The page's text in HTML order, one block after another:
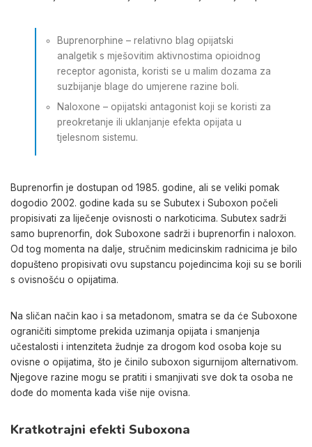
Buprenorphine – relativno blag opijatski
analgetik s mješovitim aktivnostima opioidnog
receptor agonista, koristi se u malim dozama za
suzbijanje blage do umjerene razine boli.
Naloxone – opijatski antagonist koji se koristi za
preokretanje ili uklanjanje efekta opijata u
tjelesnom sistemu.
Buprenorfin je dostupan od 1985. godine, ali se veliki pomak
dogodio 2002. godine kada su se Subutex i Suboxon počeli
propisivati za liječenje ovisnosti o narkoticima. Subutex sadrži
samo buprenorfin, dok Suboxone sadrži i buprenorfin i naloxon.
Od tog momenta na dalje, stručnim medicinskim radnicima je bilo
dopušteno propisivati ovu supstancu pojedincima koji su se borili
s ovisnošću o opijatima.
Na sličan način kao i sa metadonom, smatra se da će Suboxone
ograničiti simptome prekida uzimanja opijata i smanjenja
učestalosti i intenziteta žudnje za drogom kod osoba koje su
ovisne o opijatima, što je činilo suboxon sigurnijom alternativom.
Njegove razine mogu se pratiti i smanjivati ​​sve dok ta osoba ne
dođe do momenta kada više nije ovisna.
Kratkotrajni efekti Suboxona